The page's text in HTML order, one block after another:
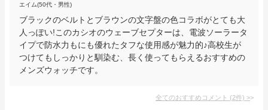
エイム(50代・男性)
ブラックのベルトとブラウンの文字盤の色コラボがとても大
人っぽい!このカシオのウェーブセプターは、電波ソーラータ
イプで防水力もにも優れたタフな使用感が魅力的♪高校生が
つけてもしっかりと馴染む、長く使ってもらえるおすすめの
メンズウォッチです。
全てのおすすめコメント (2件) >